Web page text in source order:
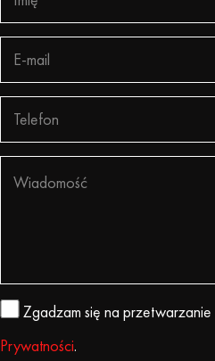
Zgadzam się na
Prywatności.